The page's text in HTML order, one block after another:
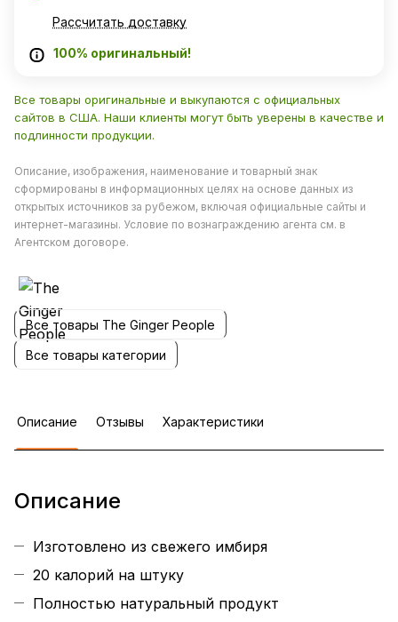
Рассчитать доставку
100% оригинальный!
Все товары оригинальные и выкупаются с официальных
сайтов в США. Наши клиенты могут быть уверены в качестве и
подлинности продукции.
Описание, изображения, наименование и товарный знак
сформированы в информационных целях на основе данных из
открытых источников за рубежом, включая официальные сайты и
интернет-магазины. Условие по вознаграждению агента см. в
Агентском договоре.
Все товары The Ginger People
Все товары категории
Описание Отзывы Характеристики
Описание
Изготовлено из свежего имбиря
20 калорий на штуку
Полностью натуральный продукт